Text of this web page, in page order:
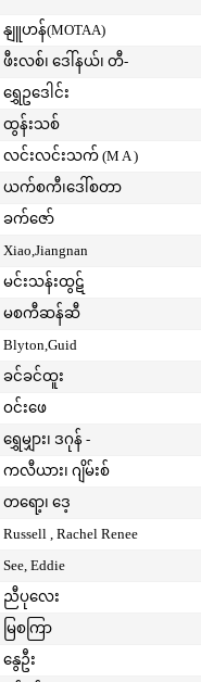
နျူဟန်(MOTAA)
ဖီးလစ်၊ ဒေါ်နယ်၊ တီ-
ရွှေဥဒေါင်း
ထွန်းသစ်
လင်းလင်းသက် (M A )
ယက်စကီ၊ဒေါ်စတာ
ခက်ဇော်
Xiao,Jiangnan
မင်းသန်းထွဋ်
မစကီဆန်ဆီ
Blyton,Guid
ခင်ခင်ထူး
ဝင်းဖေ
ရွှေမျှား၊ ဒဂုန် -
ကလီယား၊ ဂျိမ်းစ်
တရော့၊ ဒေ့
Russell , Rachel Renee
See, Eddie
ညီပုလေး
မြစကြာ
နွေဦး